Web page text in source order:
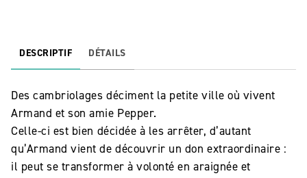
DESCRIPTIF DÉTAILS
Des cambriolages déciment la petite ville où vivent
Armand et son amie Pepper.
Celle-ci est bien décidée à les arrêter, d’autant
qu’Armand vient de découvrir un don extraordinaire :
il peut se transformer à volonté en araignée et